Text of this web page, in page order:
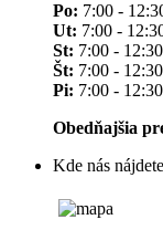
Po: 7:00 -
Ut: 7:00 -
St: 7:00 -
Št: 7:00 -
Pi: 7:00 - 12:30
Obedňajšia
Kde nás